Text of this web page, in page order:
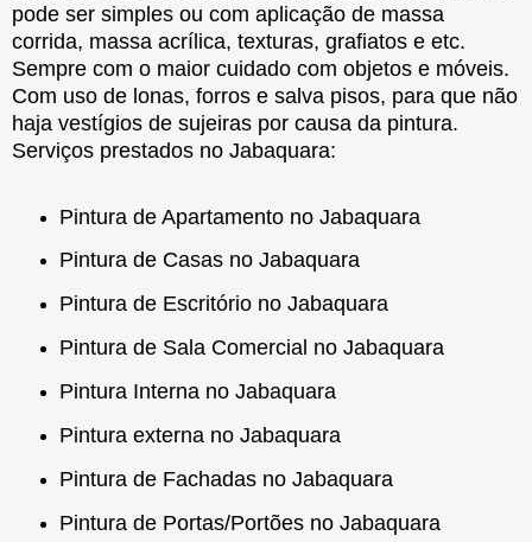
pode ser simples ou com aplicação de massa
corrida, massa acrílica, texturas, grafiatos e etc.
Sempre com o maior cuidado com objetos e móveis.
Com uso de lonas, forros e salva pisos, para que não
haja vestígios de sujeiras por causa da pintura.
Serviços prestados no Jabaquara:
Pintura de Apartamento no Jabaquara
Pintura de Casas no Jabaquara
Pintura de Escritório no Jabaquara
Pintura de Sala Comercial no Jabaquara
Pintura Interna no Jabaquara
Pintura externa no Jabaquara
Pintura de Fachadas no Jabaquara
Pintura de Portas/Portões no Jabaquara